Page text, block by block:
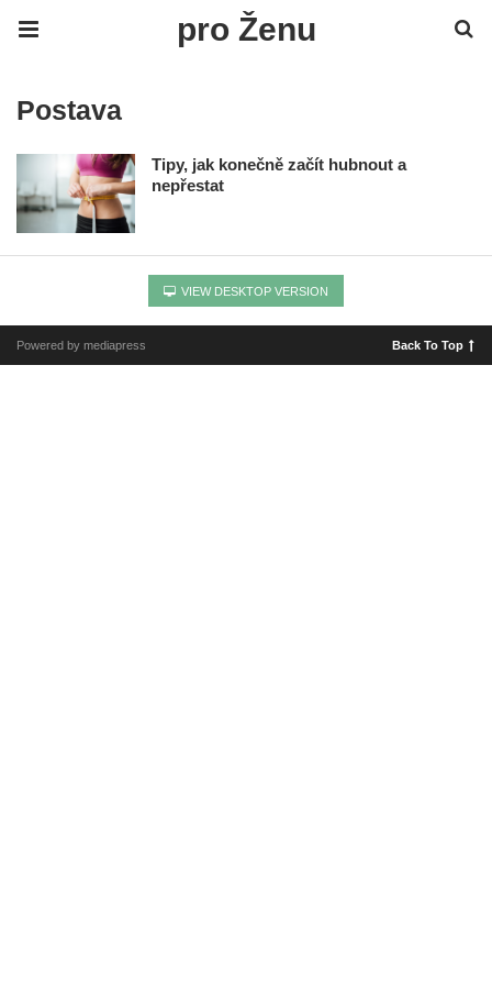
pro Ženu
Postava
Tipy, jak konečně začít hubnout a
nepřestat
VIEW DESKTOP VERSION
Powered by mediapress Back To Top